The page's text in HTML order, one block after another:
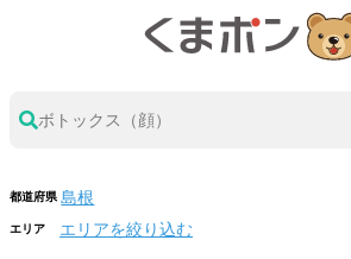
ボトックス（顔）
都道府県
エリア エリアを絞り込む